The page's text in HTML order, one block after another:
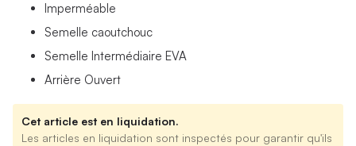
Imperméable
Semelle caoutchouc
Semelle Intermédiaire EVA
Arrière Ouvert
Cet article est en liquidation.
Les articles en liquidation sont inspectés pour garantir qu'ils